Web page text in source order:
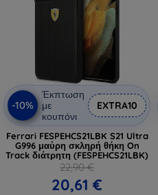
-10%
Έκπτωση
με
κουπόνι
EXTRA10
Ferrari FESPEHCS21LBK S21 Ultra
G996 μαύρη σκληρή θήκη On
Track διάτρητη (FESPEHCS21LBK)
22,90 €
20,61 €